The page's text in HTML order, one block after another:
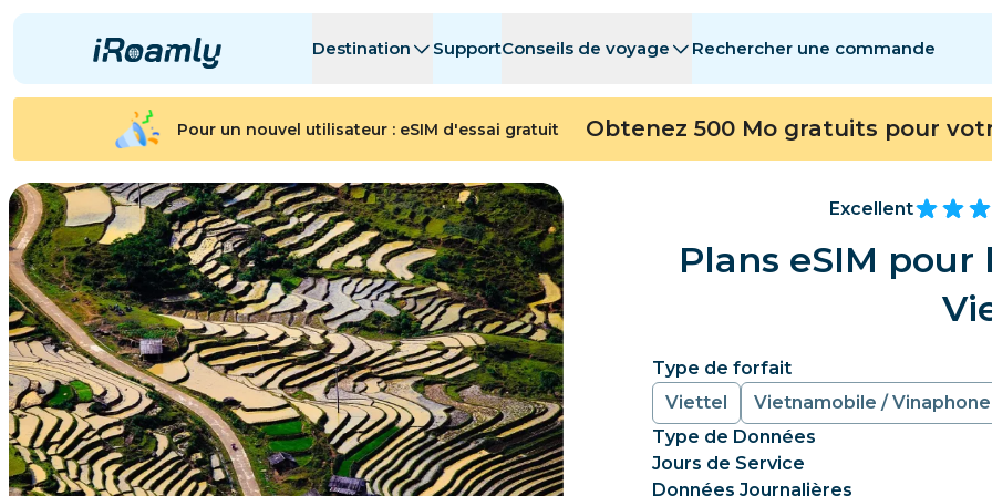
Destination SupportConseils de voyage Rechercher une commande
eSIMs régionales
Andorre
Argentine
Azerbaïdjan
Belgique Bermudes Bosnie-Herzégovine
Bulgarie
Tchad
Repubblica del Congo Costa Rica Côte d’Ivoire
République tchèque Danemark
Europe
Pour un nouvel utilisateur : eSIM d'essai gratuit Obtenez 500 Mo gratuits pour
Excellent
Plans eSIM pour
Type de forfait
Viettel
Vietnamobile / Vinaphone
Type de Données
Jours de Service
Données Journalières